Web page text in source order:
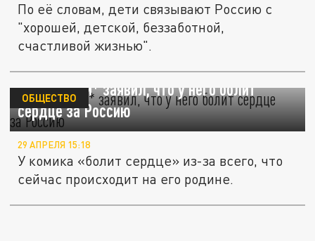
По её словам, дети связывают Россию с
"хорошей, детской, беззаботной,
счастливой жизнью".
Поперечный* заявил, что у него болит
сердце за Россию
ОБЩЕСТВО
29 АПРЕЛЯ 15:18
У комика «болит сердце» из-за всего, что
сейчас происходит на его родине.